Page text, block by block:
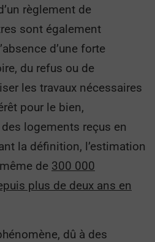
règlement de
sont également
d’une forte
du refus ou de
les travaux nécessaires
pour le bien,
logements reçus en
la définition, l’estimation
de 300 000
plus de deux ans en
dû à des